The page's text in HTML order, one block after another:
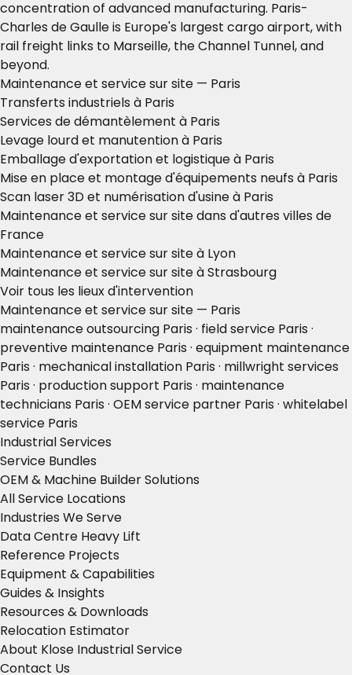
concentration of advanced manufacturing. Paris-
Charles de Gaulle is Europe's largest cargo airport, with
rail freight links to Marseille, the Channel Tunnel, and
beyond.
Maintenance et service sur site — Paris
Transferts industriels à Paris
Services de démantèlement à Paris
Levage lourd et manutention à Paris
Emballage d'exportation et logistique à Paris
Mise en place et montage d'équipements neufs à Paris
Scan laser 3D et numérisation d'usine à Paris
Maintenance et service sur site dans d'autres villes de
France
Maintenance et service sur site à Lyon
Maintenance et service sur site à Strasbourg
Voir tous les lieux d'intervention
Maintenance et service sur site — Paris
maintenance outsourcing Paris · field service Paris ·
preventive maintenance Paris · equipment maintenance
Paris · mechanical installation Paris · millwright services
Paris · production support Paris · maintenance
technicians Paris · OEM service partner Paris · whitelabel
service Paris
Industrial Services
Service Bundles
OEM & Machine Builder Solutions
All Service Locations
Industries We Serve
Data Centre Heavy Lift
Reference Projects
Equipment & Capabilities
Guides & Insights
Resources & Downloads
Relocation Estimator
About Klose Industrial Service
Contact Us